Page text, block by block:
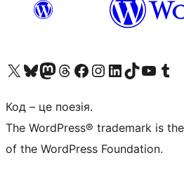
Visit our X (formerly Twitter) account
Visit our Bluesky account
Завітайте до нашої стрічки в Mastodon
Visit our Threads account
Завітайте на нашу сторінку в Facebook
Visit our Instagram account
Visit our LinkedIn account
Visit our TikTok account
Visit our YouTube
Visit our
Код – це поезія.
The WordPress® trademark is
of the WordPress Foundation.